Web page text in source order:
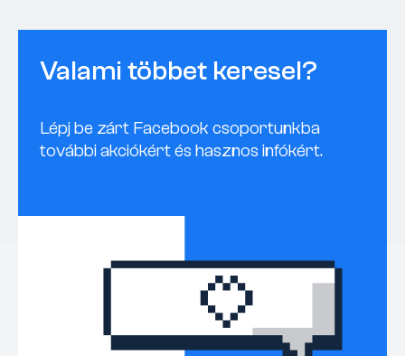
Valami többet keresel?
Lépj be zárt Facebook csoportunkba
további akciókért és hasznos infókért.